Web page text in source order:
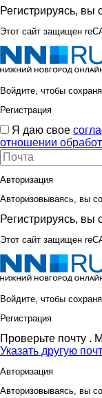
Регистрируясь, вы
Этот сайт защищен
Войдите, чтобы
Регистрация
Я даю свое
отношении
Авторизация
Авторизовываясь, вы
Регистрируясь, вы
Этот сайт защищен
Войдите, чтобы
Регистрация
Проверьте почту .
Указать другую
Авторизация
Авторизовываясь, вы